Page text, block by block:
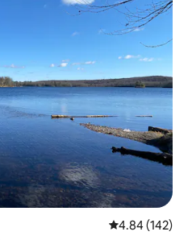
औसत रेटिंग 5 में से
4.84 (142)